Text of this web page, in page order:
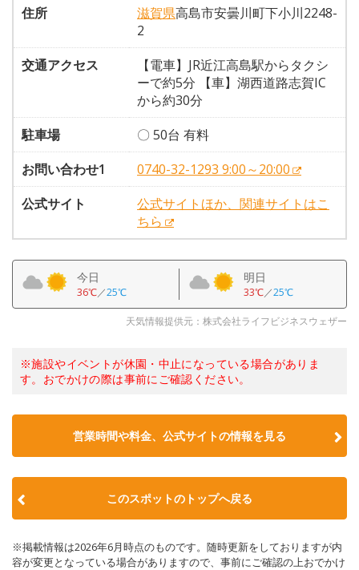
住所
滋賀県高島市安曇川町下小川2248-
2
交通アクセス
【電車】JR近江高島駅からタクシ
ーで約5分 【車】湖西道路志賀IC
から約30分
駐車場
〇 50台 有料
お問い合わせ1
0740-32-1293 9:00～20:00
公式サイト
公式サイトほか、関連サイトはこ
ちら
今日
36℃／25℃
明日
33℃／25℃
天気情報提供元：株式会社ライフビジネスウェザー
※施設やイベントが休園・中止になっている場合がありま
す。おでかけの際は事前にご確認ください。
営業時間や料金、公式サイトの情報を見る
このスポットのトップへ戻る
※掲載情報は2026年6月時点のものです。随時更新をしておりますが内
容が変更となっている場合がありますので、事前にご確認の上おでかけ